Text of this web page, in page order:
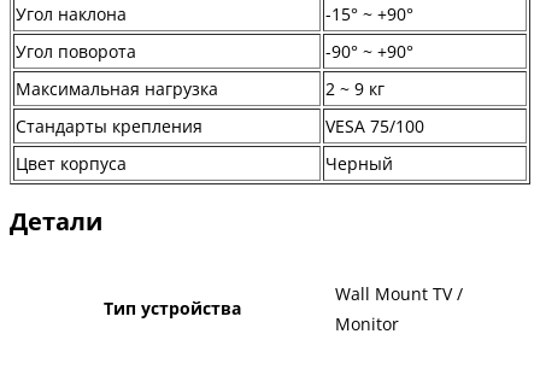
Угол наклона
-15° ~ +90°
Угол поворота
-90° ~ +90°
Максимальная нагрузка
2 ~ 9 кг
Стандарты крепления
VESA 75/100
Цвет корпуса
Черный
Детали
Тип устройства
Wall Mount TV /
Monitor